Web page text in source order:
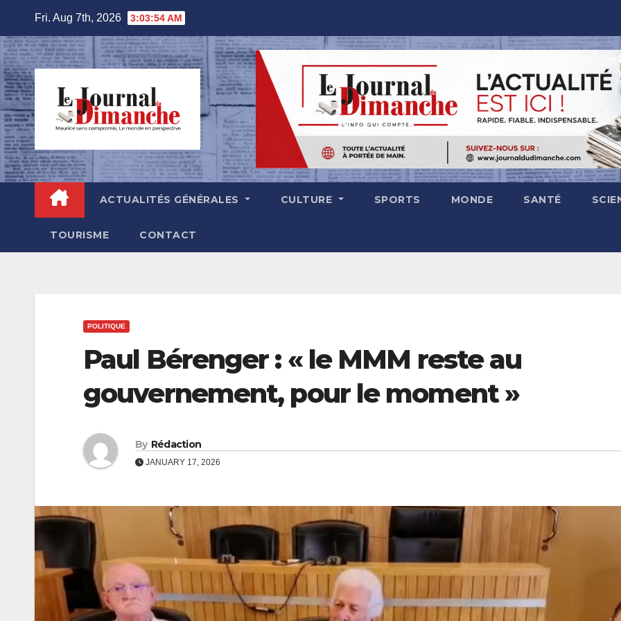
content
Fri. Aug 7th, 2026 3:03:55 AM
ACTUALITÉS GÉNÉRALES CULTURE SPORTS MONDE SANTÉ
TOURISME CONTACT
POLITIQUE
Paul Bérenger : « le MMM reste au
gouvernement, pour le moment »
By Rédaction
JANUARY 17, 2026
ECONOMIE
CEB :
ECONOMIE
Coopération
ECONOMIE
Pétrole, billets